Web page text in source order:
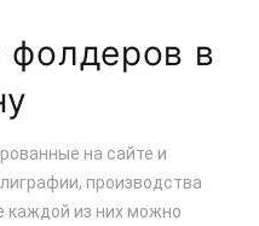
фолдеров в
на сайте и
производства
каждой из них можно